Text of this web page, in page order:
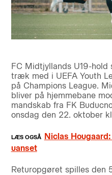
FC Midtjyllands U19-
træk med i UEFA Youth
på Champions League.
bliver på hjemmebane
mandskab fra FK
onsdag den 22. oktober
Niclas
uanset
Returopgøret spilles den